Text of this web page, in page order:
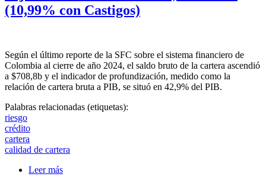
(10,99% con Castigos)
Según el último reporte de la SFC sobre el sistema financiero de
Colombia al cierre de año 2024, el saldo bruto de la cartera ascendió
a $708,8b y el indicador de profundización, medido como la
relación de cartera bruta a PIB, se situó en 42,9% del PIB.
Palabras relacionadas (etiquetas):
riesgo
crédito
cartera
calidad de cartera
Leer más